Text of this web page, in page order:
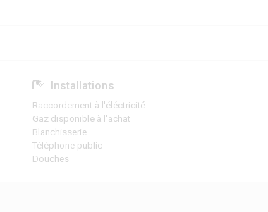
Installations
Raccordement à l'éléctricité
Gaz disponible à l'achat
Blanchisserie
Téléphone public
Douches